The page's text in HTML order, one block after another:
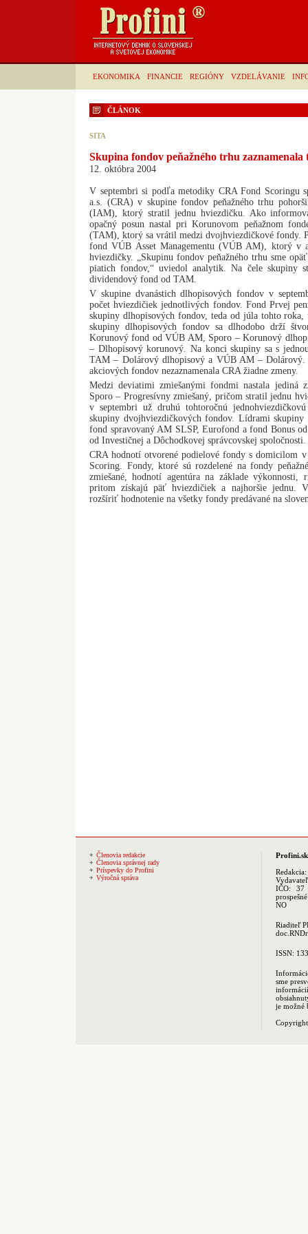
EKONOMIKA FINANCIE REGIÓNY VZDELÁVANIE
ČLÁNOK
SITA
Skupina fondov peňažného trhu zaznamenala
12. októbra 2004
V septembri si podľa metodiky CRA Fond Scoringu
a.s. (CRA) v skupine fondov peňažného trhu
(IAM), ktorý stratil jednu hviezdičku. Ako
opačný posun nastal pri Korunovom peňažnom
(TAM), ktorý sa vrátil medzi dvojhviezdičkové fondy.
fond VÚB Asset Managementu (VÚB AM), ktorý v
hviezdičky. „Skupinu fondov peňažného trhu sme
piatich fondov,“ uviedol analytik. Na čele skupiny
dividendový fond od TAM.
V skupine dvanástich dlhopisových fondov v
počet hviezdičiek jednotlivých fondov. Fond Prvej
skupiny dlhopisových fondov, teda od júla tohto
skupiny dlhopisových fondov sa dlhodobo drží
Korunový fond od VÚB AM, Sporo – Korunový
– Dlhopisový korunový. Na konci skupiny sa s
TAM – Dolárový dlhopisový a VÚB AM – Dolárový.
akciových fondov nezaznamenala CRA žiadne zmeny.
Medzi deviatimi zmiešanými fondmi nastala jediná
Sporo – Progresívny zmiešaný, pričom stratil jednu
v septembri už druhú tohtoročnú
skupiny dvojhviezdičkových fondov. Lídrami skupiny
fond spravovaný AM SLSP, Eurofond a fond Bonus
od Investičnej a Dôchodkovej správcovskej spoločnosti.
CRA hodnotí otvorené podielové fondy s domicilom
Scoring. Fondy, ktoré sú rozdelené na fondy
zmiešané, hodnotí agentúra na základe
pritom získajú päť hviezdičiek a najhoršie jednu.
rozšíriť hodnotenie na všetky fondy predávané na
Členovia redakcie
Členovia správnej rady
Príspevky do Profini
Výročná správa
Profini.sk
Redakcia:
IČO: 37
NO
Riaditeľ
ISSN:
sme
je možné